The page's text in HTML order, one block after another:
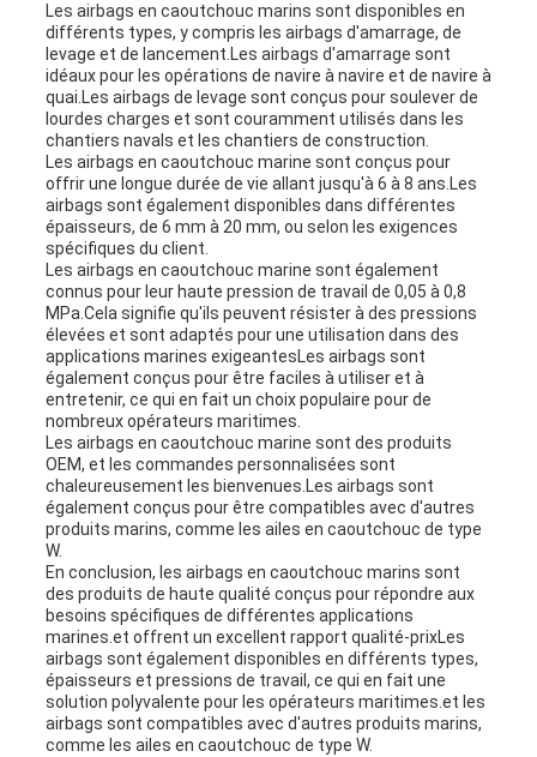
SITE
PRIVACY
POLICY
Les airbags en caoutchouc marins sont disponibles en
différents types, y compris les airbags d'amarrage, de
levage et de lancement.Les airbags d'amarrage sont
idéaux pour les opérations de navire à navire et de navire à
quai.Les airbags de levage sont conçus pour soulever de
lourdes charges et sont couramment utilisés dans les
chantiers navals et les chantiers de construction.
Les airbags en caoutchouc marine sont conçus pour
offrir une longue durée de vie allant jusqu'à 6 à 8 ans.Les
airbags sont également disponibles dans différentes
épaisseurs, de 6 mm à 20 mm, ou selon les exigences
spécifiques du client.
Les airbags en caoutchouc marine sont également
connus pour leur haute pression de travail de 0,05 à 0,8
MPa.Cela signifie qu'ils peuvent résister à des pressions
élevées et sont adaptés pour une utilisation dans des
applications marines exigeantesLes airbags sont
également conçus pour être faciles à utiliser et à
entretenir, ce qui en fait un choix populaire pour de
nombreux opérateurs maritimes.
Les airbags en caoutchouc marine sont des produits
OEM, et les commandes personnalisées sont
chaleureusement les bienvenues.Les airbags sont
également conçus pour être compatibles avec d'autres
produits marins, comme les ailes en caoutchouc de type
W.
En conclusion, les airbags en caoutchouc marins sont
des produits de haute qualité conçus pour répondre aux
besoins spécifiques de différentes applications
marines.et offrent un excellent rapport qualité-prixLes
airbags sont également disponibles en différents types,
épaisseurs et pressions de travail, ce qui en fait une
solution polyvalente pour les opérateurs maritimes.et les
airbags sont compatibles avec d'autres produits marins,
comme les ailes en caoutchouc de type W.